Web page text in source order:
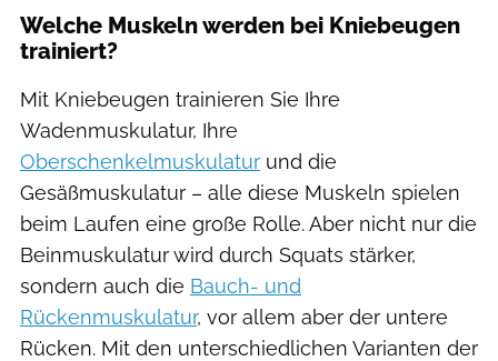
Welche Muskeln werden bei Kniebeugen
trainiert?
Mit Kniebeugen trainieren Sie Ihre
Wadenmuskulatur, Ihre
Oberschenkelmuskulatur und die
Gesäßmuskulatur – alle diese Muskeln spielen
beim Laufen eine große Rolle. Aber nicht nur die
Beinmuskulatur wird durch Squats stärker,
sondern auch die Bauch- und
Rückenmuskulatur, vor allem aber der untere
Rücken. Mit den unterschiedlichen Varianten der